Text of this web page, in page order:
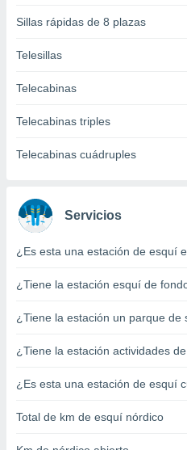
en
a lo que
su
en
en
de
o acceder
perfiles
Sillas rápidas de 8 plazas
Telesillas
Telecabinas
Telecabinas triples
Telecabinas cuádruples
Servicios
¿Es esta una estación de esquí
¿Tiene la estación esquí de
¿Tiene la estación un parque de
¿Tiene la estación actividades
¿Es esta una estación de esquí
Total de km de esquí nórdico